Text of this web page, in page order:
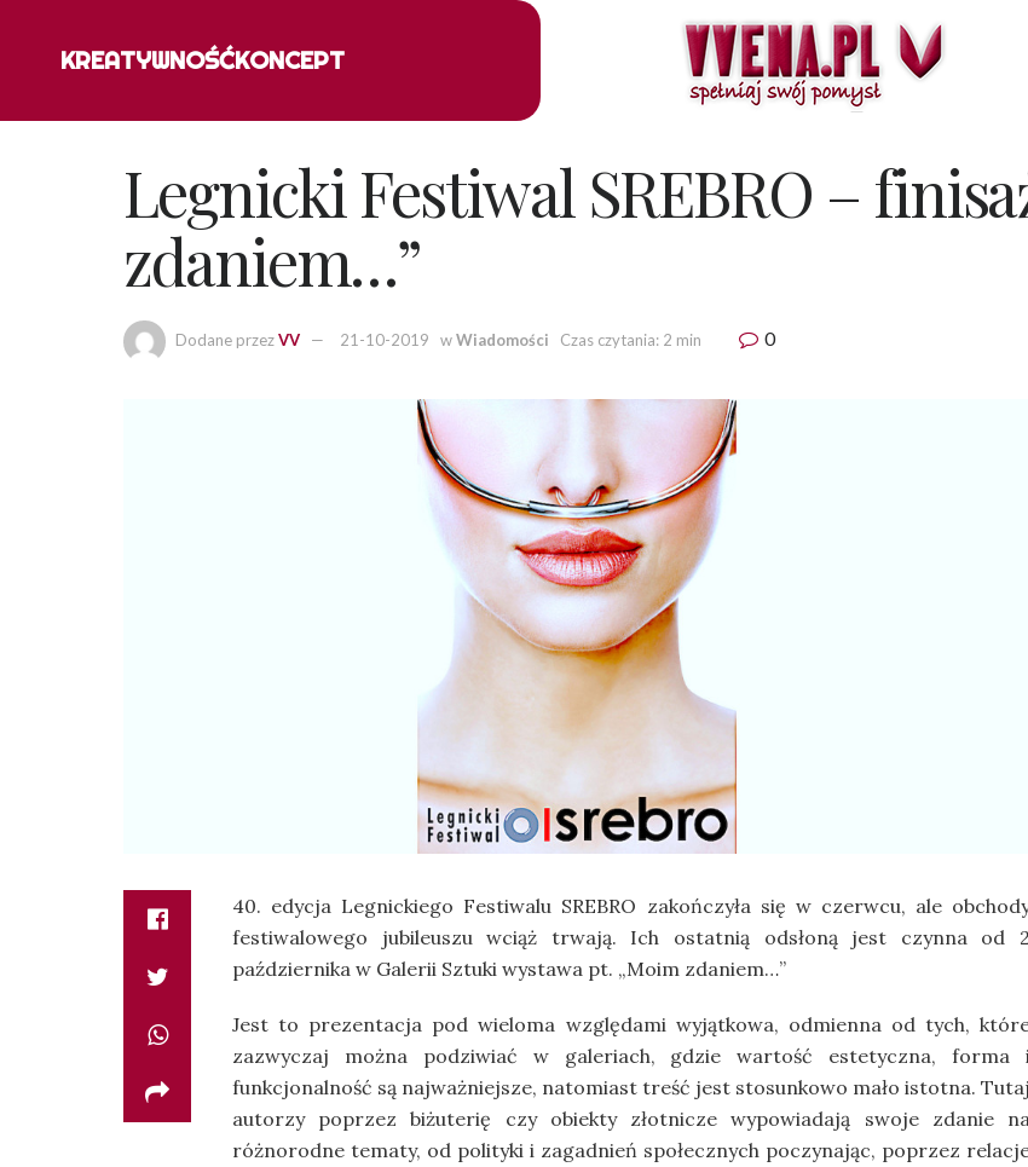
KREATYWNOŚĆKONCEPT
Legnicki Festiwal SREBRO –
zdaniem…”
Dodane przezVV 21-10-2019 wWiadomości Czas czytania: 2 min 0
40. edycja Legnickiego Festiwalu SREBRO zakończyła się w czerwcu, ale
festiwalowego jubileuszu wciąż trwają. Ich ostatnią odsłoną jest czynna od 2
października w Galerii Sztuki wystawa pt. „Moim zdaniem…”
Jest to prezentacja pod wieloma względami wyjątkowa, odmienna od tych,
zazwyczaj można podziwiać w galeriach, gdzie wartość estetyczna, forma i
funkcjonalność są najważniejsze, natomiast treść jest stosunkowo mało istotna. Tutaj
autorzy poprzez biżuterię czy obiekty złotnicze wypowiadają swoje zdanie na
różnorodne tematy, od polityki i zagadnień społecznych poczynając, poprzez